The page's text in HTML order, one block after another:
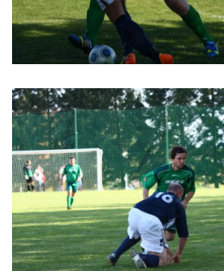
STREET ART
"KNIHOBUDKY"
ČASOSBĚRY - CHRÁŠŤANY
PROJEKT FLYNN "KNIHOVNA" CARSEN
E-KNIHY DO KAŽDÉ KNIHOVNY
GRANTY A DOTACE